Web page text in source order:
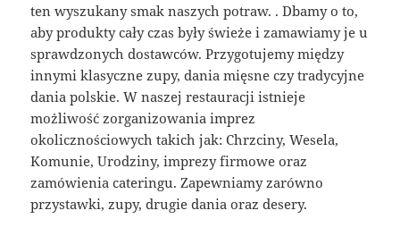
ten wyszukany smak naszych potraw. . Dbamy o to,
aby produkty cały czas były świeże i zamawiamy je u
sprawdzonych dostawców. Przygotujemy między
innymi klasyczne zupy, dania mięsne czy tradycyjne
dania polskie. W naszej restauracji istnieje
możliwość zorganizowania imprez
okolicznościowych takich jak: Chrzciny, Wesela,
Komunie, Urodziny, imprezy firmowe oraz
zamówienia cateringu. Zapewniamy zarówno
przystawki, zupy, drugie dania oraz desery.